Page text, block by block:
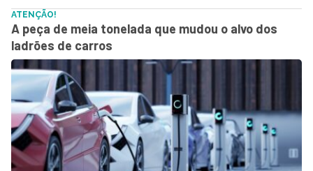
ATENÇÃO!
A peça de meia tonelada que mudou o alvo dos
ladrões de carros